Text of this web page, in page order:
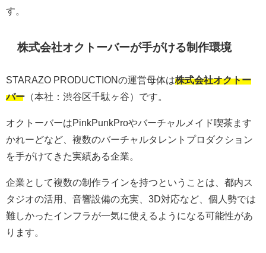
す。
株式会社オクトーバーが手がける制作環境
STARAZO PRODUCTIONの運営母体は株式会社オクトー
バー （本社：渋谷区千駄ヶ谷）です。
オクトーバーはPinkPunkProやバーチャルメイド喫茶ます
かれーどなど、複数のバーチャルタレントプロダクション
を手がけてきた実績ある企業。
企業として複数の制作ラインを持つということは、都内ス
タジオの活用、音響設備の充実、3D対応など、個人勢では
難しかったインフラが一気に使えるようになる可能性があ
ります。